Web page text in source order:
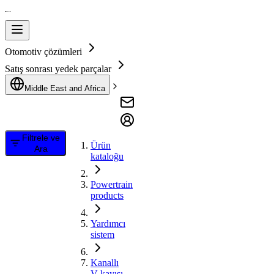
Otomotiv çözümleri
Satış sonrası yedek parçalar
Middle East and Africa
Filtrele ve
Ara
Ürün
kataloğu
Powertrain
products
Yardımcı
sistem
Kanallı